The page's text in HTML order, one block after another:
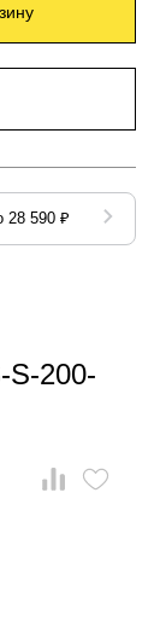
28 590 ₽
S-200-